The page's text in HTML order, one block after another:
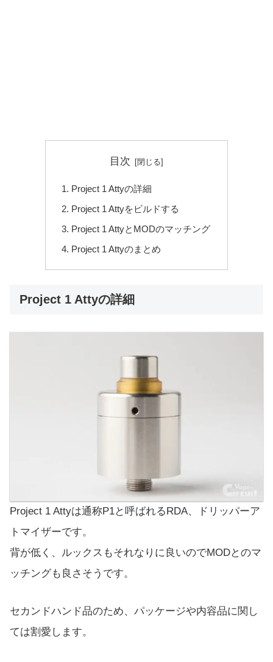
目次
Project 1 Attyの詳細
Project 1 Attyをビルドする
Project 1 AttyとMODのマッチング
Project 1 Attyのまとめ
Project 1 Attyの詳細
Project 1 Attyは通称P1と呼ばれるRDA、ドリッパーア
トマイザーです。
背が低く、ルックスもそれなりに良いのでMODとのマ
ッチングも良さそうです。
セカンドハンド品のため、パッケージや内容品に関し
ては割愛します。